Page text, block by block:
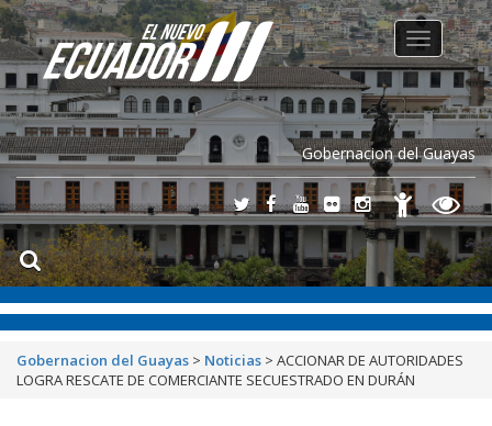
Gobernacion del Guayas
Toggle
navigation
Gobernacion del Guayas > Noticias > ACCIONAR DE AUTORIDADES
LOGRA RESCATE DE COMERCIANTE SECUESTRADO EN DURÁN